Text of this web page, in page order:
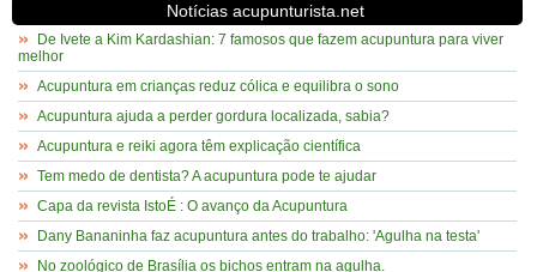
Notícias acupunturista.net
De Ivete a Kim Kardashian: 7 famosos que fazem acupuntura para viver
melhor
Acupuntura em crianças reduz cólica e equilibra o sono
Acupuntura ajuda a perder gordura localizada, sabia?
Acupuntura e reiki agora têm explicação científica
Tem medo de dentista? A acupuntura pode te ajudar
Capa da revista IstoÉ : O avanço da Acupuntura
Dany Bananinha faz acupuntura antes do trabalho: 'Agulha na testa'
No zoológico de Brasília os bichos entram na agulha.